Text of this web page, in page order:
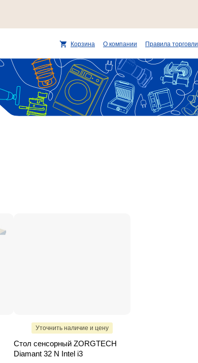
Уточнить наличие и цену
Стол сенсорный ZORGTECH
Diamant 32 N Intel i3
Корзина О компании Правила торговли